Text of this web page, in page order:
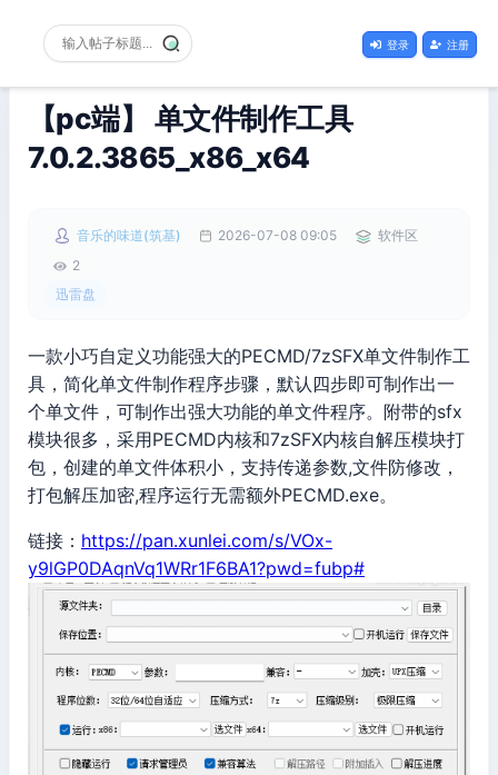
登录 注册
【pc端】 单文件制作工具
7.0.2.3865_x86_x64
音乐的味道(筑基) 2026-07-08 09:05
软件区
2
迅雷盘
一款小巧自定义功能强大的PECMD/7zSFX单文件制作工
具，简化单文件制作程序步骤，默认四步即可制作出一
个单文件，可制作出强大功能的单文件程序。附带的sfx
模块很多，采用PECMD内核和7zSFX内核自解压模块打
包，创建的单文件体积小，支持传递参数,文件防修改，
打包解压加密,程序运行无需额外PECMD.exe。
链接： https://pan.xunlei.com/s/VOx-
y9lGP0DAqnVq1WRr1F6BA1?pwd=fubp#